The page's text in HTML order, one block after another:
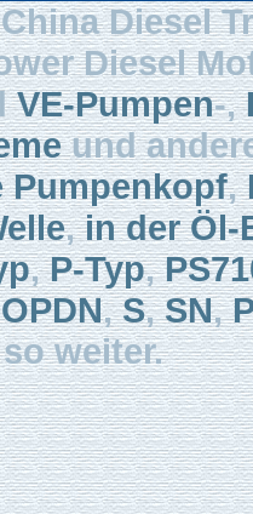
Diesel
Diesel
VE-Pumpen-,
und
Pumpenkopf,
,in der Öl-
,P-Typ,
,S,SN,
weiter.